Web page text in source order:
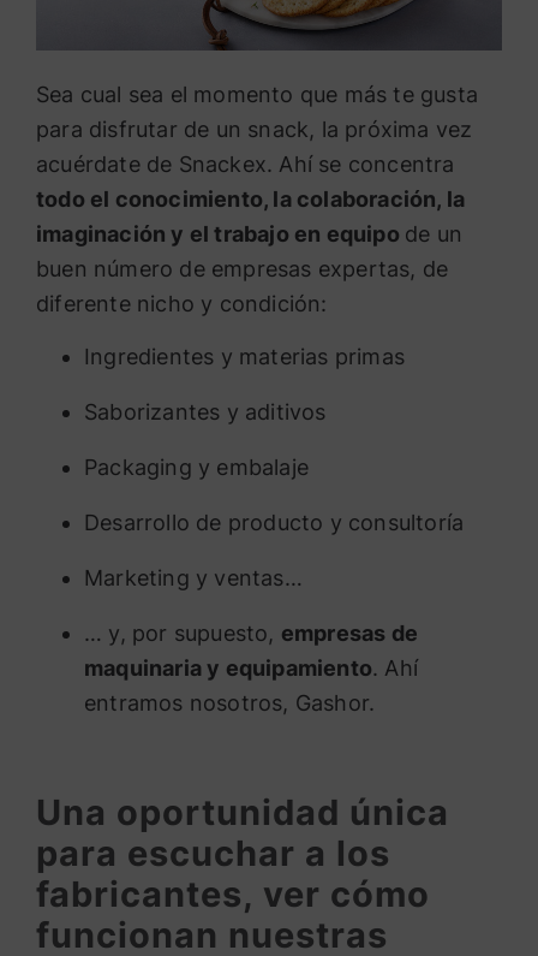
Sea cual sea el momento que más te gusta
para disfrutar de un snack, la próxima vez
acuérdate de Snackex. Ahí se concentra
todo el conocimiento, la colaboración, la
imaginación y el trabajo en equipo de un
buen número de empresas expertas, de
diferente nicho y condición:
Ingredientes y materias primas
Saborizantes y aditivos
Packaging y embalaje
Desarrollo de producto y consultoría
Marketing y ventas…
… y, por supuesto, empresas de
maquinaria y equipamiento. Ahí
entramos nosotros, Gashor.
Una oportunidad única
para escuchar a los
fabricantes, ver cómo
funcionan nuestras